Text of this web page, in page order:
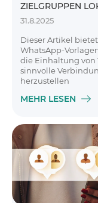
ZIELGRUPPEN
31.8.2025
Dieser Artikel
WhatsApp-
die Einhaltung von
sinnvolle
herzustellen
MEHR LESEN